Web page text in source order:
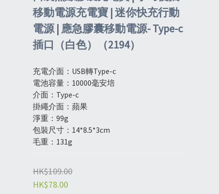
移動電源充電寶 | 迷你快充行動
電源 | 應急膠囊移動電源- Type-c
插口（白色）（2194）
充電介面：USB轉Type-c
電池容量：10000毫安培
介面：Type-c
掛繩介面：蘋果
淨重：99g
包裝尺寸：14*8.5*3cm
毛重：131g
HK$109.00
HK$78.00